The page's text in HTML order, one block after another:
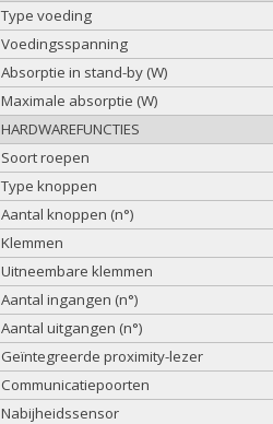
Type voeding
Voedingsspanning
Absorptie in stand-by (W)
Maximale absorptie (W)
HARDWAREFUNCTIES
Soort roepen
Type knoppen
Aantal knoppen (n°)
Klemmen
Uitneembare klemmen
Aantal ingangen (n°)
Aantal uitgangen (n°)
Geïntegreerde proximity-lezer
Communicatiepoorten
Nabijheidssensor